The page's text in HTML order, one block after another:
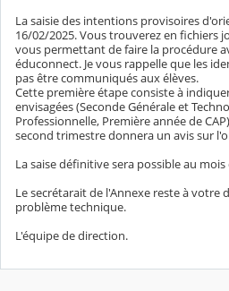
La saisie des intentions provisoires
16/02/2025. Vous trouverez en fichiers
vous permettant de faire la procédure
éduconnect. Je vous rappelle que les
pas être communiqués aux élèves.
Cette première étape consiste à
envisagées (Seconde Générale et
Professionnelle, Première année de
second trimestre donnera un avis sur
La saise définitive sera possible au mois
Le secrétarait de l'Annexe reste à votre
problème technique.
L'équipe de direction.